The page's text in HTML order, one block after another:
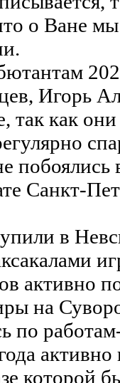
о Ване
Игорь
как
побоялись
Санкт-
в
активно
на
по
активно
которой